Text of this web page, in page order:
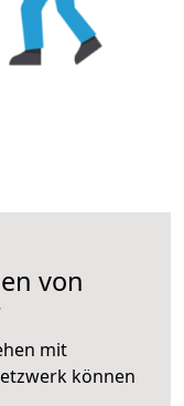
von
mit
können